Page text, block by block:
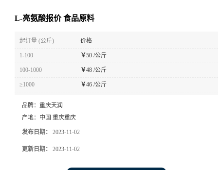
L-亮氨酸报价 食品原料
起订量 (公斤) 价格
1-100 ￥50 /公斤
100-1000 ￥48 /公斤
≥1000 ￥46 /公斤
品牌： 重庆天润
产地： 中国 重庆重庆
发布日期： 2023-11-02
更新日期： 2023-11-02